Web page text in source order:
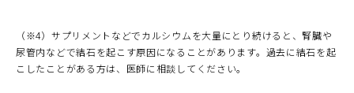
（※4）サプリメントなどでカルシウムを大量にとり続けると、腎臓や
尿管内などで結石を起こす原因になることがあります。過去に結石を起
こしたことがある方は、医師に相談してください。